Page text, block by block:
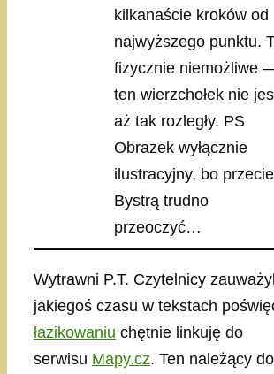
kilkanaście kroków od
najwyższego punktu.
fizycznie niemożliwe
ten wierzchołek nie
aż tak rozległy. PS
Obrazek wyłącznie
ilustracyjny, bo
Bystrą trudno
przeoczyć…
Wytrawni P.T. Czytelnicy
jakiegoś czasu w tekstach
łazikowaniu chętnie linkuję do
serwisu Mapy.cz. Ten należący